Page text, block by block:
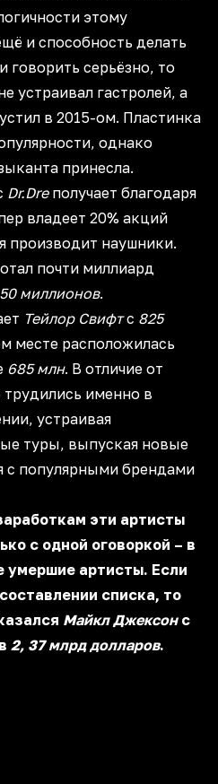
этому
и способность делать
говорить серьёзно, то
устраивал гастролей, а
в 2015-ом. Пластинка
однако
принесла.
Dr.Dreполучает благодаря
владеет 20% акций
производит наушники.
почти миллиард
миллионов.
Тейлор Свифтс 825
месте расположилась
685 млн. В отличие от
именно в
устраивая
туры, выпуская новые
с популярными брендами
эти артисты
с одной оговоркой – в
умершие артисты. Если
списка, то
Майкл Джексонс
2, 37 млрд долларов.